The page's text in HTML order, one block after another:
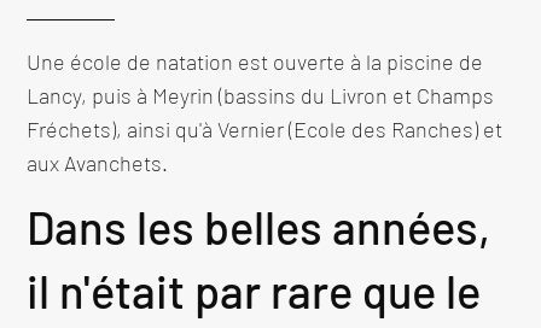
Une école de natation est ouverte à la piscine de
Lancy, puis à Meyrin (bassins du Livron et Champs
Fréchets), ainsi qu'à Vernier (Ecole des Ranches) et
aux Avanchets.
Dans les belles années,
il n'était par rare que le